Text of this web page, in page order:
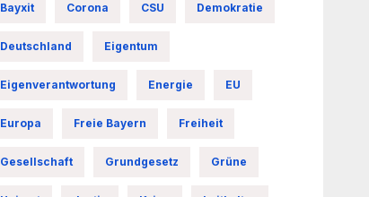
Bayxit Corona CSU Demokratie
Deutschland Eigentum
Eigenverantwortung Energie EU
Europa Freie Bayern Freiheit
Gesellschaft Grundgesetz Grüne